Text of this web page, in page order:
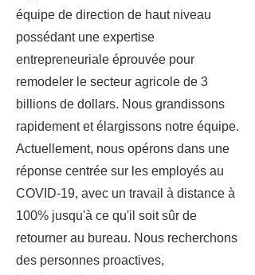
équipe de direction de haut niveau
possédant une expertise
entrepreneuriale éprouvée pour
remodeler le secteur agricole de 3
billions de dollars. Nous grandissons
rapidement et élargissons notre équipe.
Actuellement, nous opérons dans une
réponse centrée sur les employés au
COVID-19, avec un travail à distance à
100% jusqu'à ce qu'il soit sûr de
retourner au bureau. Nous recherchons
des personnes proactives,